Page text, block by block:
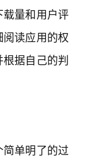
量和用户评
读应用的权
据自己的判
单明了的过